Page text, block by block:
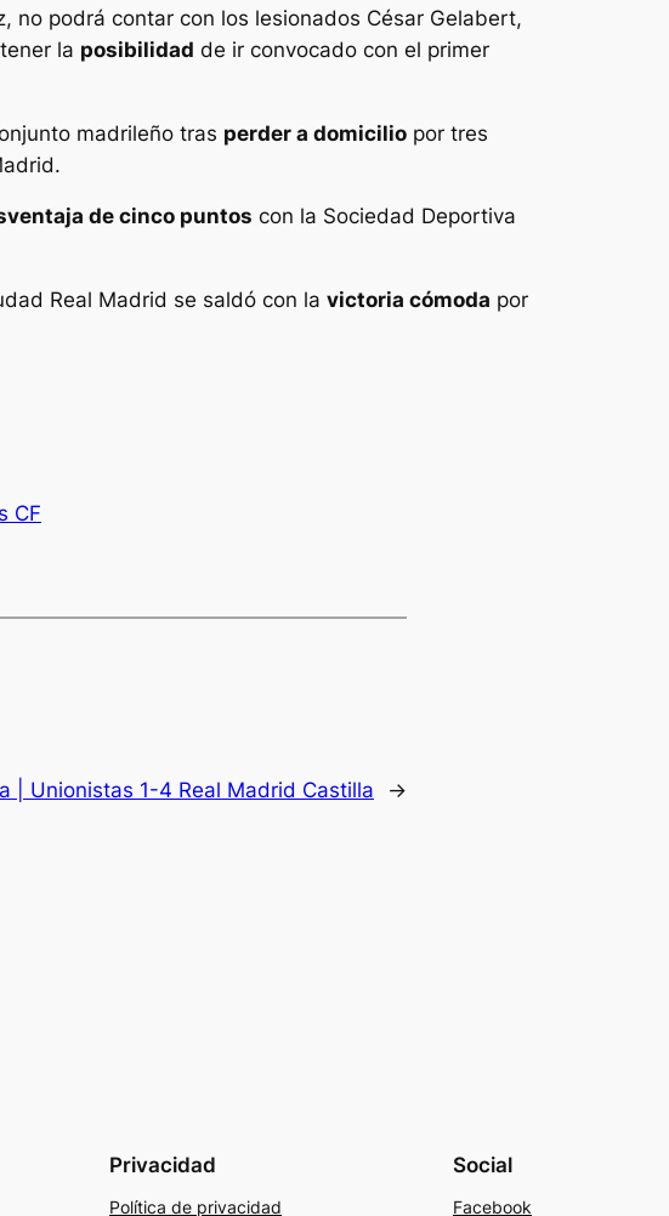
no podrá contar con los lesionados César Gelabert,
la posibilidad de ir convocado con el primer
madrileño tras perder a domicilio por tres
de cinco puntos con la Sociedad Deportiva
Real Madrid se saldó con la victoria cómoda por
CF
| Unionistas 1-4 Real Madrid Castilla →
Privacidad
Política de privacidad
Social
Facebook